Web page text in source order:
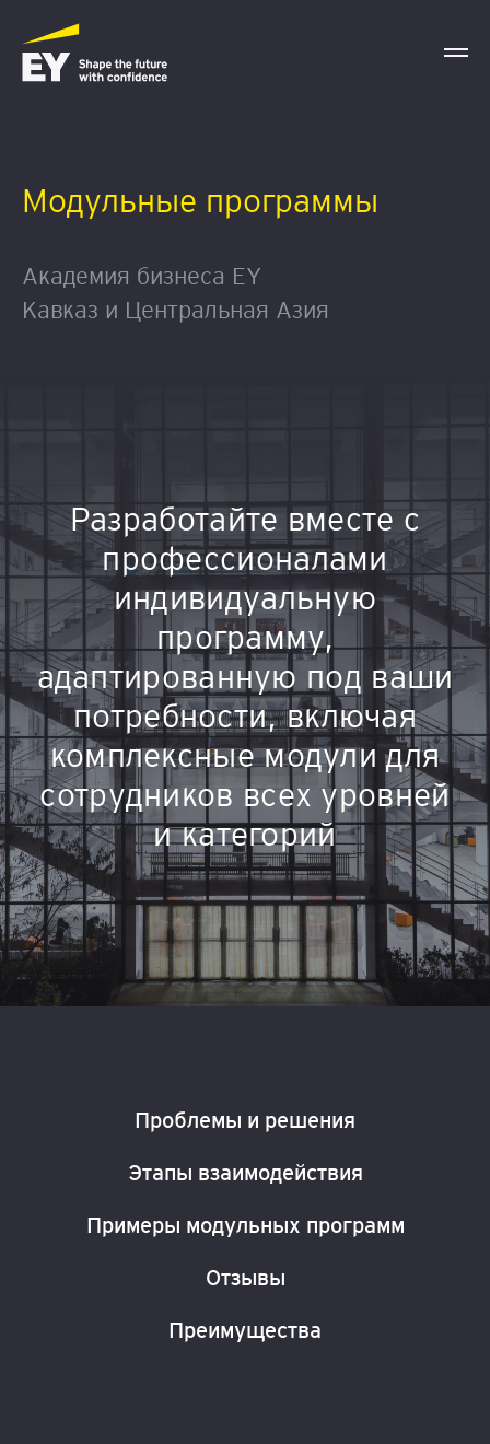
Модульные программы
Академия бизнеса EY
Кавказ и Центральная Азия
Разработайте вместе с
профессионалами
индивидуальную
программу,
адаптированную под ваши
потребности, включая
комплексные модули для
сотрудников всех уровней
и категорий
Проблемы и решения
Этапы взаимодействия
Примеры модульных программ
Отзывы
Преимущества